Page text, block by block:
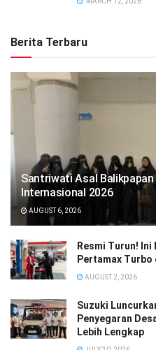
Berita Terbaru
Santriwati Asal
Internasional 2026
AUGUST 6, 2026
Resmi Turun! Ini
Pertamax Turbo
AUGUST 2, 2026
Suzuki
Penyegaran
Lebih Lengkap